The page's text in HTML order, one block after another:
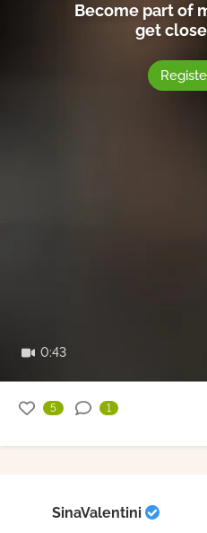
0:43
Become part of
get
5 1
SinaValentini